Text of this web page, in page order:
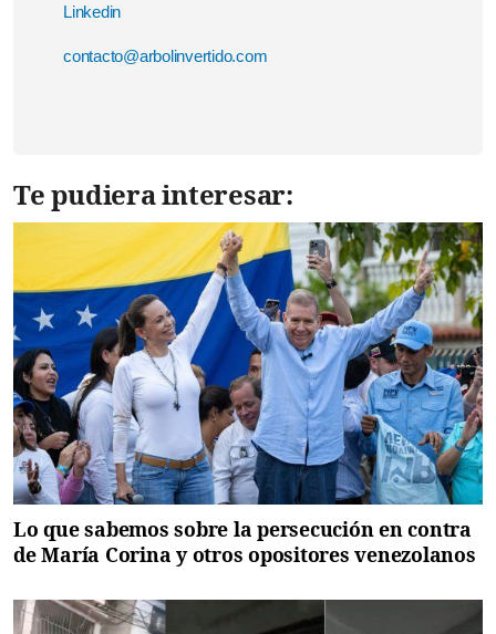
Linkedin
contacto@arbolinvertido.com
Te pudiera interesar:
Lo que sabemos sobre la persecución en contra
de María Corina y otros opositores venezolanos